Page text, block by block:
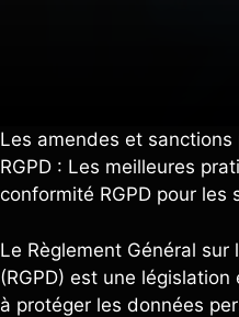
Les amendes et
RGPD : Les meilleures
conformité RGPD pour les
Le Règlement Général
(RGPD) est une
à protéger les données